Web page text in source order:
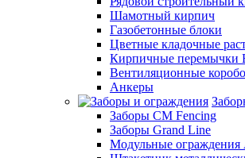
Шамотный кирпич
Газобетонные блоки
Цветные кладочные
Кирпичные перемычки
Вентиляционные
Анкеры
Заборы CM Fencing
Заборы Grand Line
Модульные ограждения